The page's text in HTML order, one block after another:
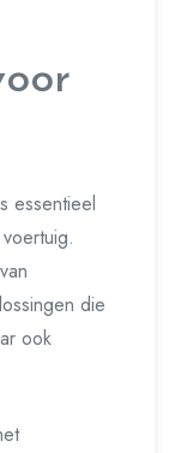
essentieel
die
ook